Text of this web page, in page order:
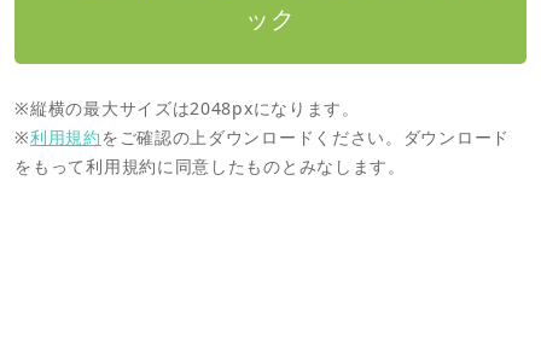
ック
※縦横の最大サイズは2048pxになります。
※利用規約をご確認の上ダウンロードください。ダウンロード
をもって利用規約に同意したものとみなします。